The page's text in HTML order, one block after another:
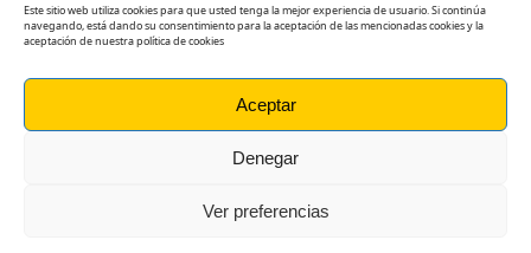
Este sitio web utiliza cookies para que usted tenga la mejor experiencia de usuario. Si continúa
navegando, está dando su consentimiento para la aceptación de las mencionadas cookies y la
aceptación de nuestra política de cookies
Aceptar
Denegar
Ver preferencias
Formación técnica Online
especializados.
Contacto
Política de cookies